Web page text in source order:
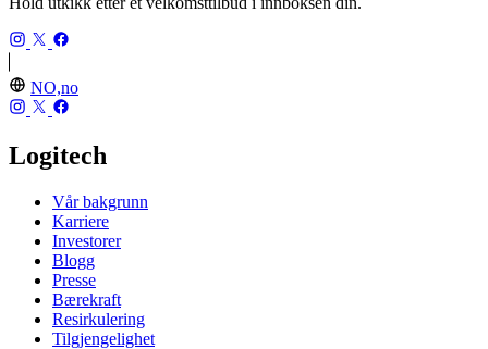
NO,no
Logitech
Vår bakgrunn
Karriere
Investorer
Blogg
Presse
Bærekraft
Resirkulering
Tilgjengelighet